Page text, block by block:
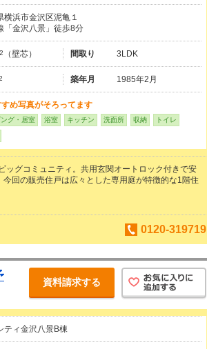
横浜市金沢区泥亀１
「金沢八景」徒歩8分
2 （壁芯） 間取り 3LDK
築年月 1985年2月
すめ写真がそろってます
ング・居室 浴室 キッチン 洗面所 収納 トイレ
ッグコミュニティ。共用玄関オートロック付きで安
回の販売住戸は広々とした専用庭が特徴的な1階住
0120-319719
資料請求する
ティ金沢八景B棟